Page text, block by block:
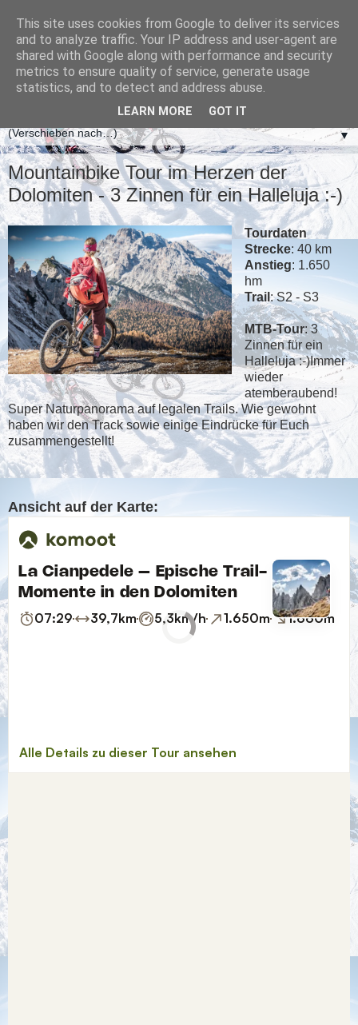
▼
Mountainbike Tour im Herzen der
Dolomiten - 3 Zinnen für ein Halleluja :-)
Tourdaten
Strecke: 40 km
Anstieg: 1.650
hm
Trail : S2 - S3
MTB-Tour: 3
Zinnen für ein
Halleluja :-)Immer
wieder
atemberaubend!
Super Naturpanorama auf legalen Trails. Wie gewohnt
haben wir den Track sowie einige Eindrücke für Euch
zusammengestellt!
Ansicht auf der Karte:
This site uses cookies from Google to deliver its services
and to analyze traffic. Your IP address and user-agent are
shared with Google along with performance and security
metrics to ensure quality of service, generate usage
statistics, and to detect and address abuse.
LEARN MORE GOT IT